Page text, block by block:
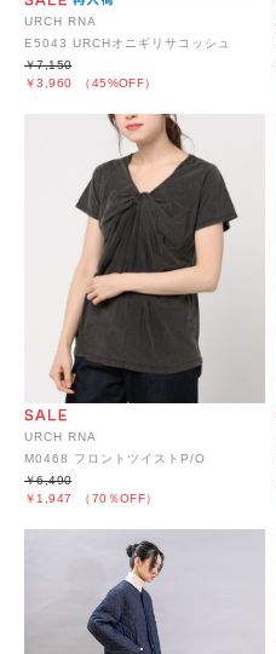
URCH RNA
E5043 URCHオニギリサコッシュ
￥3,960 （45%OFF）
￥7,150
URCH RNA
M0468 フロントツイストP/O
￥1,947 （70％OFF）
￥6,490